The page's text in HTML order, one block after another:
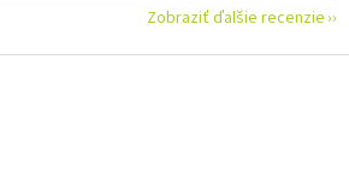
Zobraziť ďalšie recenzie